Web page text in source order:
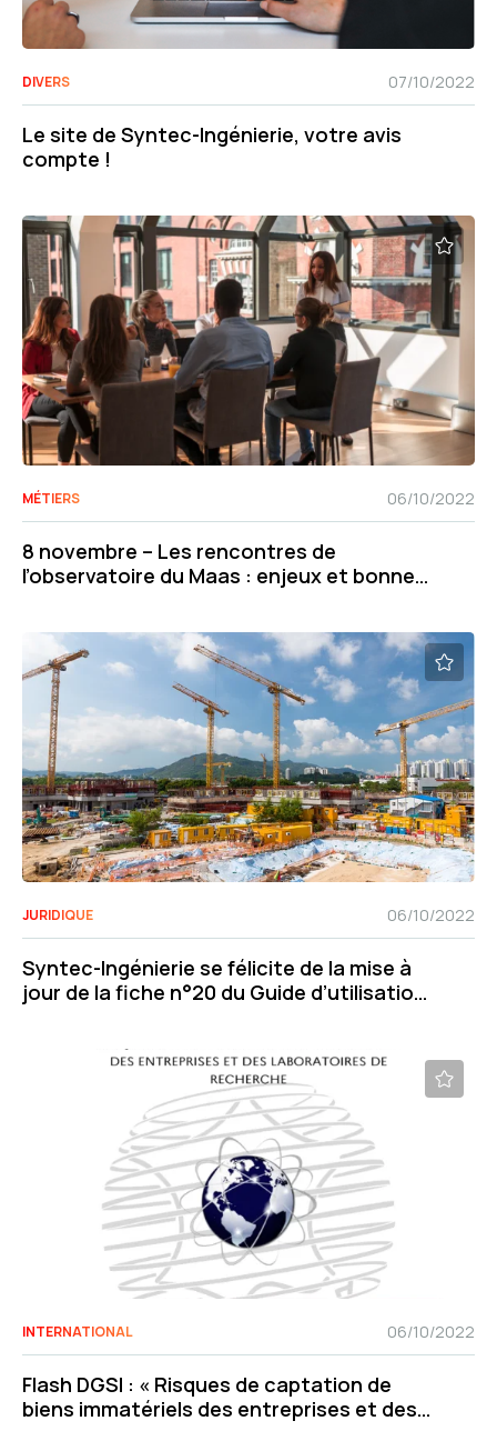
DIVERS 07/10/2022
Le site de Syntec-Ingénierie, votre avis
compte !
MÉTIERS 06/10/2022
8 novembre – Les rencontres de
l’observatoire du Maas : enjeux et bonnes
JURIDIQUE 06/10/2022
Syntec-Ingénierie se félicite de la mise à
jour de la fiche n°20 du Guide d’utilisation
INTERNATIONAL 06/10/2022
Flash DGSI : « Risques de captation de
biens immatériels des entreprises et des